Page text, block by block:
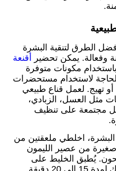
الطرق لتنقية البشرة
وفعالة. يمكن تحضير أقنعة
مكونات متوفرة
لاستخدام مستحضرات
تهيج. لعمل قناع طبيعي
مثل العسل، الزبادي،
مجتمعة على تنظيف
البشرة، اخلطي ملعقتين من
من عصير الليمون
يُطبق الخليط على
الوجه بعد تنظيفه جيدًا ويترك لمدة 15 إلى 20 دقيقة.